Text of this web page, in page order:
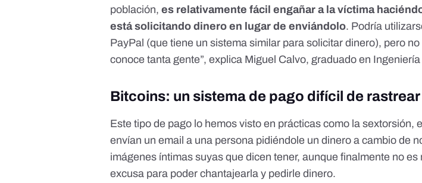
población, es relativamente fácil engañar a la víctima
está solicitando dinero en lugar de enviándolo. Podría
PayPal (que tiene un sistema similar para solicitar dinero), pero
conoce tanta gente”, explica Miguel Calvo, graduado en
Bitcoins: un sistema de pago difícil de rastrear
Este tipo de pago lo hemos vistoen prácticas como la sextorsión,
envían un email a una persona pidiéndole un dinero a cambio de
imágenes íntimas suyas que dicen tener, aunque finalmente no es
excusa para poder chantajearla y pedirle dinero.